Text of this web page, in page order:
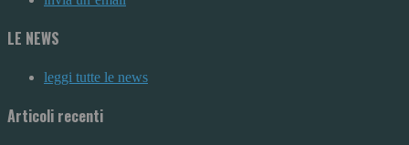
LE NEWS
leggi tutte le news
Articoli recenti